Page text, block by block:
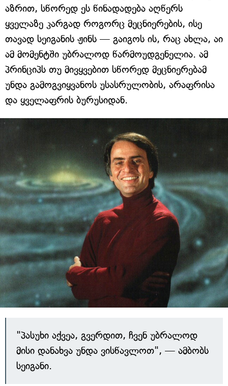
აზრით, სწორედ ეს წინადადება აღწერს
ყველაზე კარგად როგორც მეცნიერების, ისე
თავად სეიგანის ჟინს — გაიგოს ის, რაც ახლა, აი
ამ მომენტში უბრალოდ წარმოუდგენელია. ამ
პრინციპს თუ მივყვებით სწორედ მეცნიერებამ
უნდა გამოგვიყვანოს უსასრულობის, არაფრისა
და ყველაფრის ბურუსიდან.
"პასუხი აქვეა, გვერდით, ჩვენ უბრალოდ
მისი დანახვა უნდა ვისწავლოთ", — ამბობს
სეიგანი.